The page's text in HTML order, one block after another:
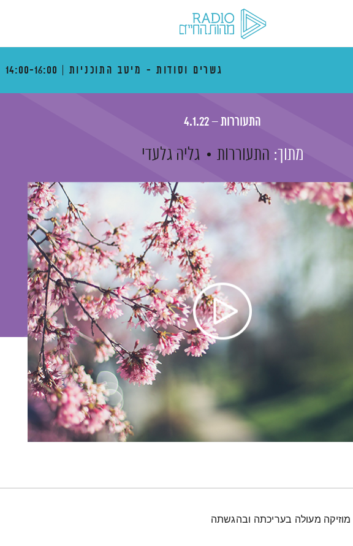
גשרים וסודות - מיטב התוכניות 14:00-16:00
התעוררות – 4.1.22
מתוך: התעוררות גליה גלעדי
מעולה בעריכתה ובהגשתה